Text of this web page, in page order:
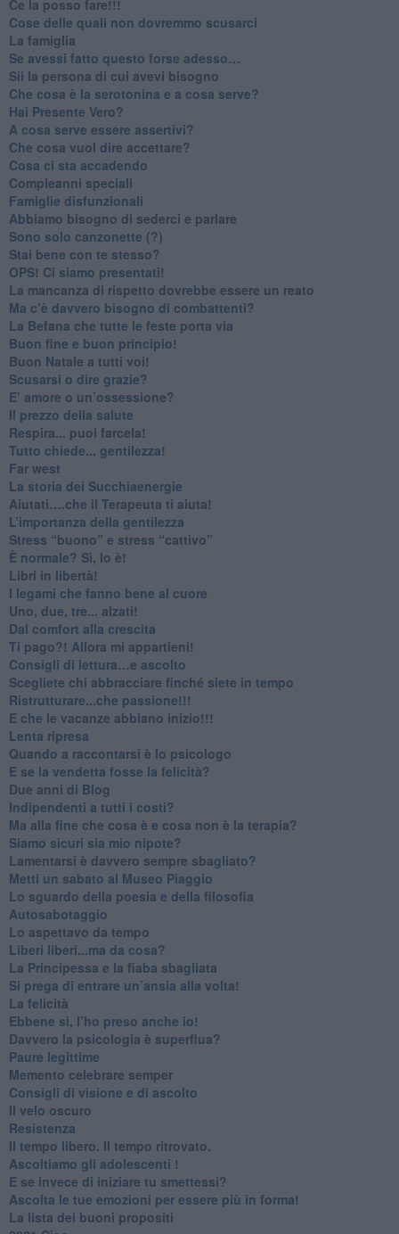
​Ce la posso fare!!!
​Cose delle quali non dovremmo scusarci
​La famiglia
​Se avessi fatto questo forse adesso…
​Sii la persona di cui avevi bisogno
Che cosa è la serotonina e a cosa serve?
​Hai Presente Vero?
A cosa serve essere assertivi?
​Che cosa vuol dire accettare?
​Cosa ci sta accadendo
​Compleanni speciali
​Famiglie disfunzionali
​Abbiamo bisogno di sederci e parlare
Sono solo canzonette (?)
​Stai bene con te stesso?
​OPS! Ci siamo presentati!
​La mancanza di rispetto dovrebbe essere un reato
​Ma c’è davvero bisogno di combattenti?
​La Befana che tutte le feste porta via
Buon fine e buon principio!
​Buon Natale a tutti voi!
​Scusarsi o dire grazie?
​E’ amore o un’ossessione?
​Il prezzo della salute
​Respira... puoi farcela!
​Tutto chiede... gentilezza!
​Far west
​La storia dei Succhiaenergie
​Aiutati….che il Terapeuta ti aiuta!
​L’importanza della gentilezza
​Stress “buono” e stress “cattivo”
​È normale? Sì, lo è!
​Libri in libertà!
​I legami che fanno bene al cuore
Uno, due, tre... alzati!​
​Dal comfort alla crescita
​Ti pago?! Allora mi appartieni!​
​Consigli di lettura…e ascolto
​Scegliete chi abbracciare finché siete in tempo
​Ristrutturare...che passione!!!
​E che le vacanze abbiano inizio!!!
​Lenta ripresa
​Quando a raccontarsi è lo psicologo
​E se la vendetta fosse la felicità?
​Due anni di Blog
​Indipendenti a tutti i costi?
​Ma alla fine che cosa è e cosa non è la terapia?
​Siamo sicuri sia mio nipote?
​Lamentarsi è davvero sempre sbagliato?
​Metti un sabato al Museo Piaggio
​Lo sguardo della poesia e della filosofia
Autosabotaggio
​Lo aspettavo da tempo
​Liberi liberi...ma da cosa?
​La Principessa e la fiaba sbagliata
Si prega di entrare un’ansia alla volta!
​La felicità
​Ebbene sì, l’ho preso anche io!
​Davvero la psicologia è superflua?
Paure legittime
​Memento celebrare semper
​Consigli di visione e di ascolto
​Il velo oscuro
Resistenza
​Il tempo libero. Il tempo ritrovato.
Ascoltiamo gli adolescenti !
​E se invece di iniziare tu smettessi?
​Ascolta le tue emozioni per essere più in forma!
​La lista dei buoni propositi